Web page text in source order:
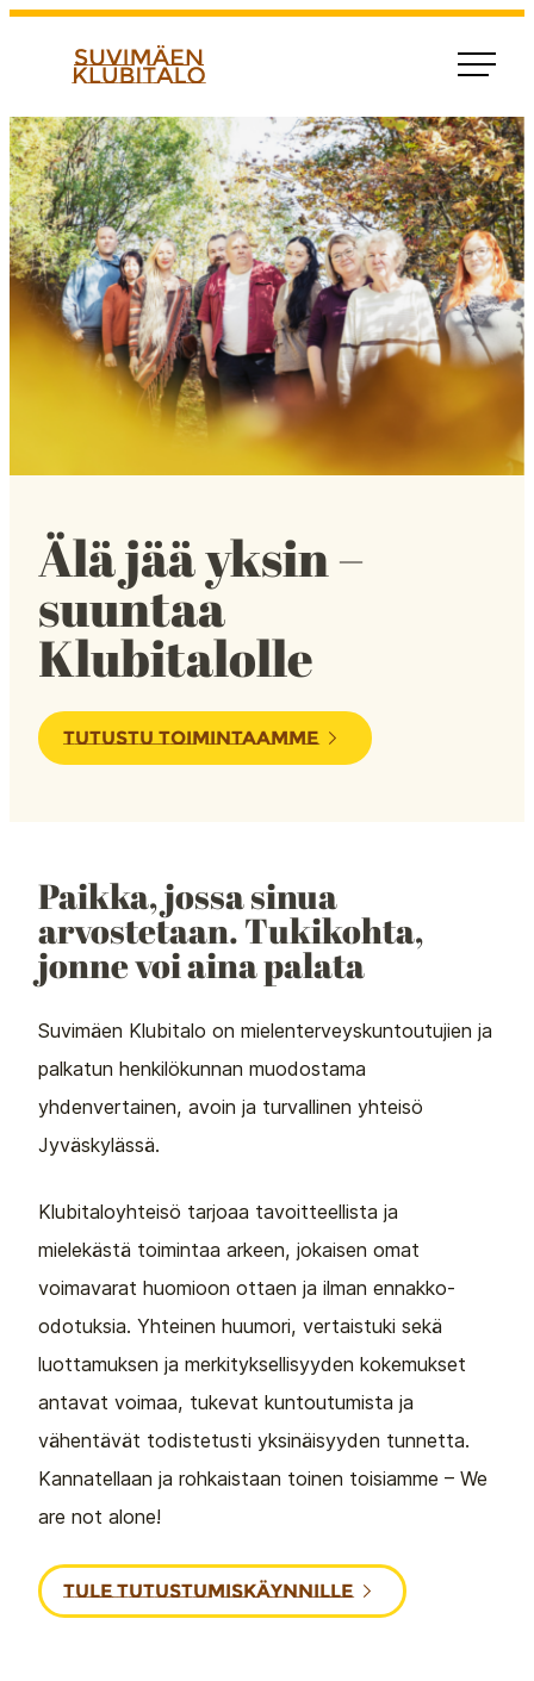
suoraan
sisältöön
Suvimaen klubitalo
Älä jää yksin –
suuntaa
Klubitalolle
TUTUSTU TOIMINTAAMME
Paikka, jossa sinua
arvostetaan. Tukikohta,
jonne voi aina palata
Suvimäen Klubitalo on mielenterveyskuntoutujien ja
palkatun henkilökunnan muodostama
yhdenvertainen, avoin ja turvallinen yhteisö
Jyväskylässä.
Klubitaloyhteisö tarjoaa tavoitteellista ja
mielekästä toimintaa arkeen, jokaisen omat
voimavarat huomioon ottaen ja ilman ennakko-
odotuksia. Yhteinen huumori, vertaistuki sekä
luottamuksen ja merkityksellisyyden kokemukset
antavat voimaa, tukevat kuntoutumista ja
vähentävät todistetusti yksinäisyyden tunnetta.
Kannatellaan ja rohkaistaan toinen toisiamme – We
are not alone!
TULE TUTUSTUMISKÄYNNILLE